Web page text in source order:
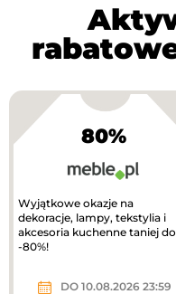
80%
Wyjątkowe okazje na
dekoracje, lampy, tekstylia i
akcesoria kuchenne taniej do
-80%!
DO 10.08.2026 23:59